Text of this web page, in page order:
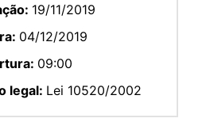
19/11/2019
04/12/2019
09:00
legal: Lei 10520/2002